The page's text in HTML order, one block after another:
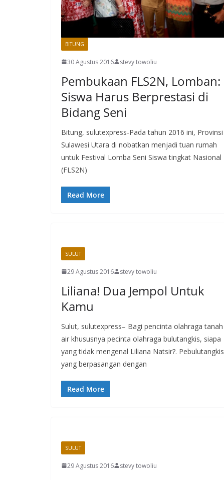
BITUNG
30 Agustus 2016 stevy towoliu
Pembukaan FLS2N, Lomban:
Siswa Harus Berprestasi di
Bidang Seni
Bitung, sulutexpress-Pada tahun 2016 ini, Provinsi
Sulawesi Utara di nobatkan menjadi tuan rumah
untuk Festival Lomba Seni Siswa tingkat Nasional
(FLS2N)
Read More
SULUT
29 Agustus 2016 stevy towoliu
Liliana! Dua Jempol Untuk
Kamu
Sulut, sulutexpress– Bagi pencinta olahraga tanah
air khususnya pecinta olahraga bulutangkis, siapa
yang tidak mengenal Liliana Natsir?. Pebulutangkis
yang berpasangan dengan
Read More
SULUT
29 Agustus 2016 stevy towoliu